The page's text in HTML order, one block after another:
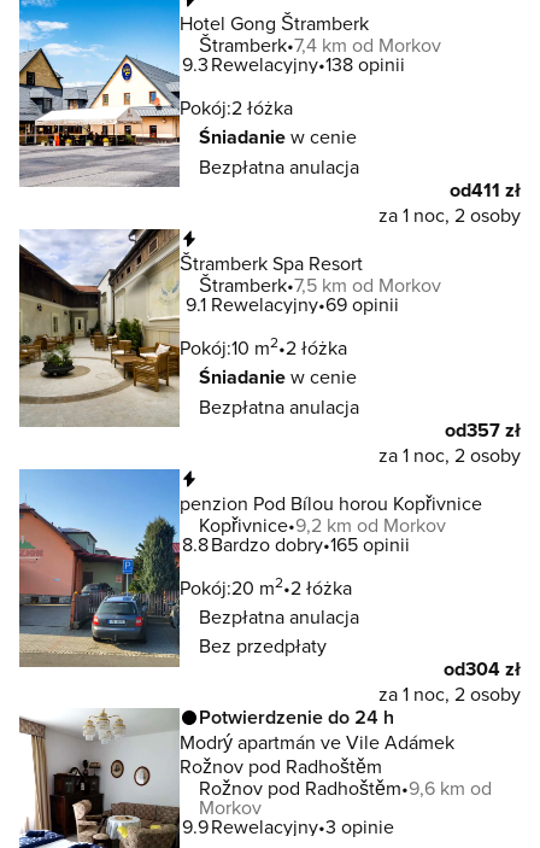
Hotel Gong Štramberk
Štramberk 7,4 km od Morkov
9.3Rewelacyjny 138 opinii
Pokój:2 łóżka
Śniadaniew cenie
Bezpłatna anulacja
od411 zł
za 1 noc, 2 osoby
Štramberk Spa Resort
Štramberk 7,5 km od Morkov
9.1 Rewelacyjny 69 opinii
Pokój:10 m2 2 łóżka
Śniadaniew cenie
Bezpłatna anulacja
od357 zł
za 1 noc, 2 osoby
penzion Pod Bílou horou Kopřivnice
Kopřivnice 9,2 km od Morkov
8.8Bardzo dobry 165 opinii
Pokój:20 m2 2 łóżka
Bezpłatna anulacja
Bez przedpłaty
od304 zł
za 1 noc, 2 osoby
Potwierdzenie do 24 h
Modrý apartmán ve Vile Adámek
Rožnov pod Radhoštěm
Rožnov pod Radhoštěm 9,6 km od
Morkov
9.9Rewelacyjny 3 opinie